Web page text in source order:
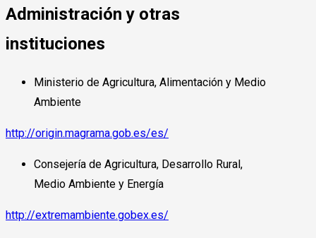
Administración y otras
instituciones
Ministerio de Agricultura, Alimentación y Medio
Ambiente
http://origin.magrama.gob.es/es/
Consejería de Agricultura, Desarrollo Rural,
Medio Ambiente y Energía
http://extremambiente.gobex.es/